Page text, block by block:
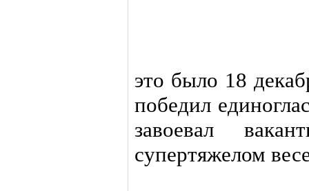
это было 18
победил
завоевал
супертяжелом